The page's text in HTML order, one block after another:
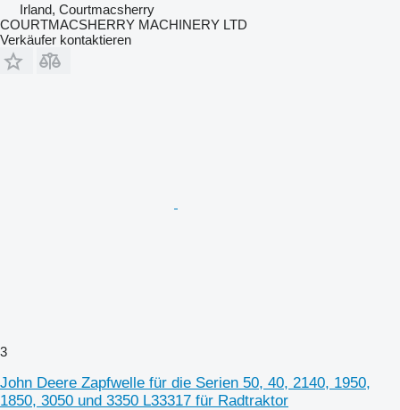
Irland, Courtmacsherry
COURTMACSHERRY MACHINERY LTD
Verkäufer kontaktieren
3
John Deere Zapfwelle für die Serien 50, 40, 2140, 1950,
1850, 3050 und 3350 L33317 für Radtraktor